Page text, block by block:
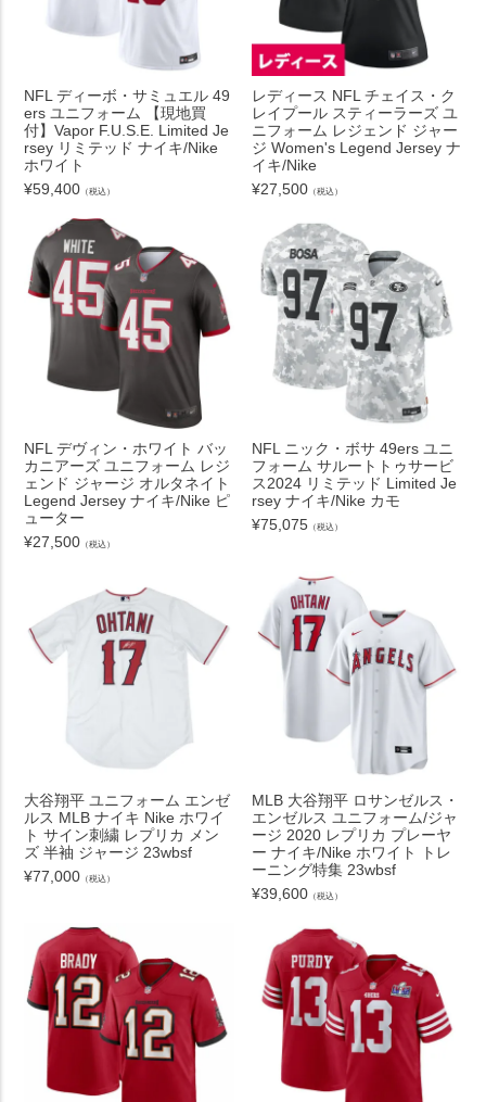
NFL ディーボ・サミュエル 49
ers ユニフォーム 【現地買
付】Vapor F.U.S.E. Limited Je
rsey リミテッド ナイキ/Nike
ホワイト
¥59,400 （税込）
レディース NFL チェイス・ク
レイプール スティーラーズ ユ
ニフォーム レジェンド ジャー
ジ Women's Legend Jersey ナ
イキ/Nike
¥27,500 （税込）
NFL デヴィン・ホワイト バッ
カニアーズ ユニフォーム レジ
ェンド ジャージ オルタネイト
Legend Jersey ナイキ/Nike ピ
ューター
¥27,500 （税込）
NFL ニック・ボサ 49ers ユニ
フォーム サルートトゥサービ
ス2024 リミテッド Limited Je
rsey ナイキ/Nike カモ
¥75,075 （税込）
大谷翔平 ユニフォーム エンゼ
ルス MLB ナイキ Nike ホワイ
ト サイン刺繍 レプリカ メン
ズ 半袖 ジャージ 23wbsf
¥77,000 （税込）
MLB 大谷翔平 ロサンゼルス・
エンゼルス ユニフォーム/ジャ
ージ 2020 レプリカ プレーヤ
ー ナイキ/Nike ホワイト トレ
ーニング特集 23wbsf
¥39,600 （税込）